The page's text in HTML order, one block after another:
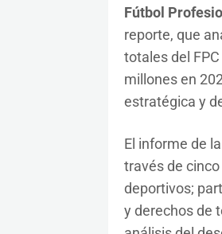
Fútbol
reporte, que
totales del
millones en
estratégica y
El informe de
través de
deportivos;
y derechos de